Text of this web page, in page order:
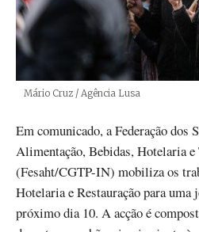
Créditos
Mário Cruz / Agência Lusa
Em comunicado, a Federação
Alimentação, Bebidas, Hotelaria
(Fesaht/CGTP-IN) mobiliza os
Hotelaria e Restauração para uma
próximo dia 10. A acção é